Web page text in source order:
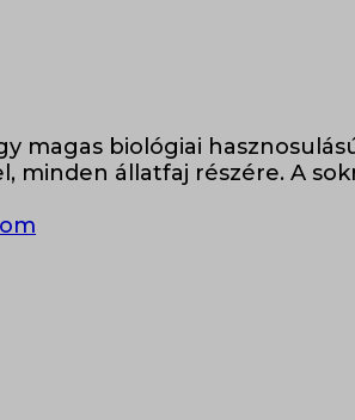
magas biológiai
minden állatfaj részére. A